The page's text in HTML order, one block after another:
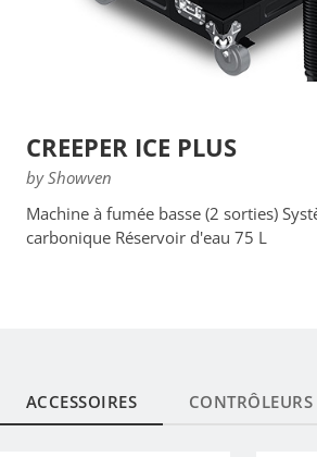
CREEPER ICE PLUS
by Showven
Machine à fumée basse (2 sorties)
carbonique Réservoir d'eau 75 L
ACCESSOIRES CONTRÔLEURS